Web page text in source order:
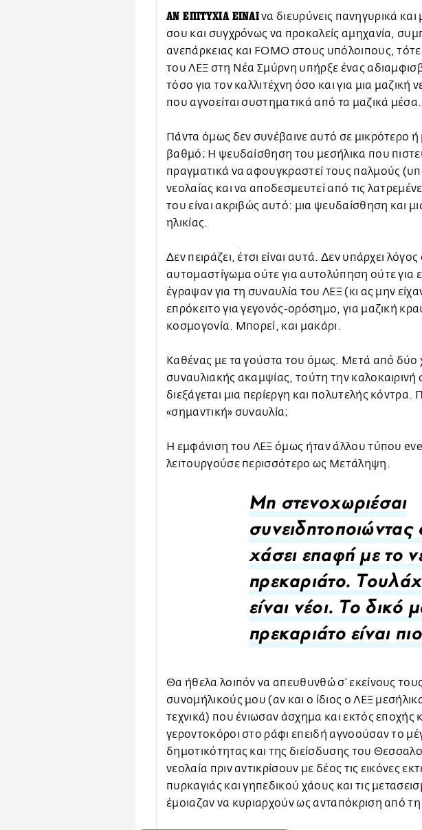
ΑN ΕΠΙΤΥΧΙΑ ΕΙΝΑΙνα διευρύνεις πανηγυρικά και
σου και συγχρόνως να προκαλείς αμηχανία,
ανεπάρκειας και FOMO στους υπόλοιπους,
του ΛΕΞ στη Νέα Σμύρνη υπήρξε ένας
τόσο για τον καλλιτέχνη όσο και για μια μαζική
που αγνοείται συστηματικά από τα μαζικά μέσα.
Πάντα όμως δεν συνέβαινε αυτό σε μικρότερο ή
βαθμό; Η ψευδαίσθηση του μεσήλικα που
πραγματικά να αφουγκραστεί τους παλμούς
νεολαίας και να αποδεσμευτεί από τις
του είναι ακριβώς αυτό: μια ψευδαίσθηση και
ηλικίας.
Δεν πειράζει, έτσι είναι αυτά. Δεν υπάρχει λόγος
αυτομαστίγωμα ούτε για αυτολύπηση ούτε για
έγραψαν για τη συναυλία του ΛΕΞ (κι ας μην
επρόκειτο για γεγονός-ορόσημο, για μαζική
κοσμογονία. Μπορεί, και μακάρι.
Καθένας με τα γούστα του όμως. Μετά από δύο
συναυλιακής ακαμψίας, τούτη την καλοκαιρινή
διεξάγεται μια περίεργη και πολυτελής κόντρα.
«σημαντική» συναυλία;
Η εμφάνιση του ΛΕΞ όμως ήταν άλλου τύπου
λειτουργούσε περισσότερο ως Μετάληψη.
Μη στενοχωριέσαι
συνειδητοποιώντας
χάσει επαφή με το
πρεκαριάτο.
είναι νέοι. Το δικό
πρεκαριάτο είναι
Θα ήθελα λοιπόν να απευθυνθώ σ’ εκείνους
συνομήλικούς μου (αν και ο ίδιος ο ΛΕΞ
τεχνικά) που ένιωσαν άσχημα και εκτός εποχής
γεροντοκόροι στο ράφι επειδή αγνοούσαν το
δημοτικότητας και της διείσδυσης του
νεολαία πριν αντικρίσουν με δέος τις εικόνες
πυρκαγιάς και γηπεδικού χάους και τις
έμοιαζαν να κυριαρχούν ως ανταπόκριση από